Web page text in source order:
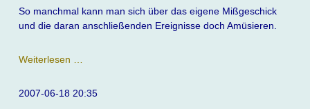
So manchmal kann man sich über das eigene Mißgeschick
und die daran anschließenden Ereignisse doch Amüsieren.
Weiterlesen …
2007-06-18 20:35